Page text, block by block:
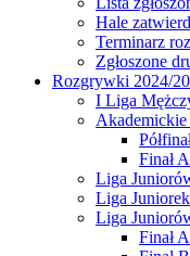
Hale
Terminarz
Zgłoszone
Rozgrywki 2024/
I Liga
Finał
Liga
Liga
Liga
Finał A